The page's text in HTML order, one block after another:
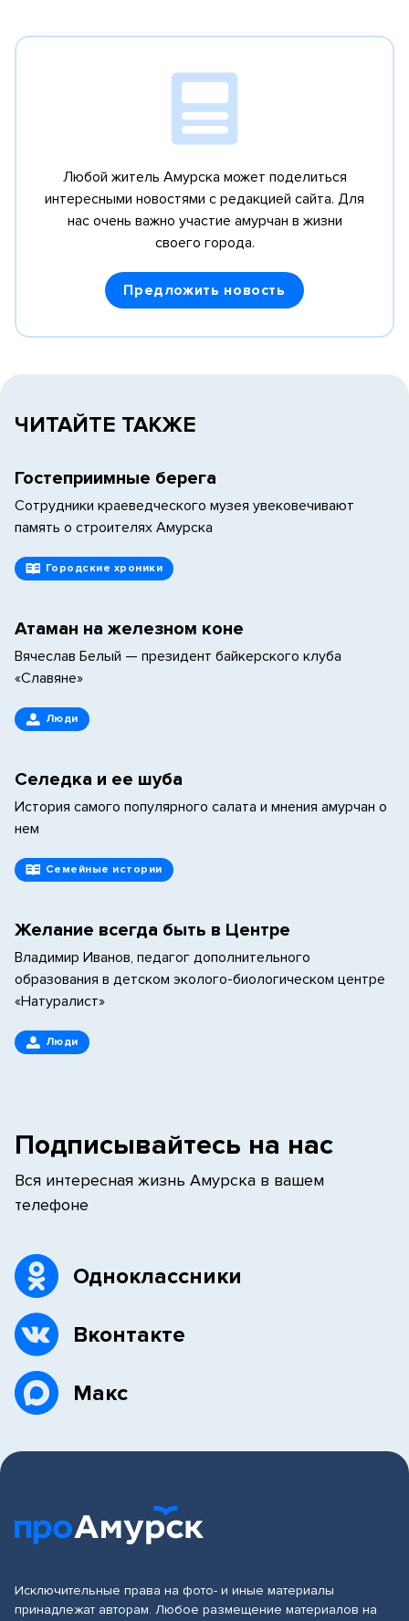
Любой житель Амурска может поделиться
интересными новостями с редакцией сайта. Для
нас очень важно участие амурчан в жизни
своего города.
Предложить новость
ЧИТАЙТЕ ТАКЖЕ
Гостеприимные берега
Сотрудники краеведческого музея увековечивают
память о строителях Амурска
Городские хроники
Атаман на железном коне
Вячеслав Белый — президент байкерского клуба
«Славяне»
Люди
Селедка и ее шуба
История самого популярного салата и мнения амурчан о
нем
Семейные истории
Желание всегда быть в Центре
Владимир Иванов, педагог дополнительного
образования в детском эколого-биологическом центре
«Натуралист»
Люди
Подписывайтесь на нас
Вся интересная жизнь Амурска в вашем
телефоне
Одноклассники
Вконтакте
Макс
Исключительные права на фото- и иные материалы
принадлежат авторам. Любое размещение материалов на